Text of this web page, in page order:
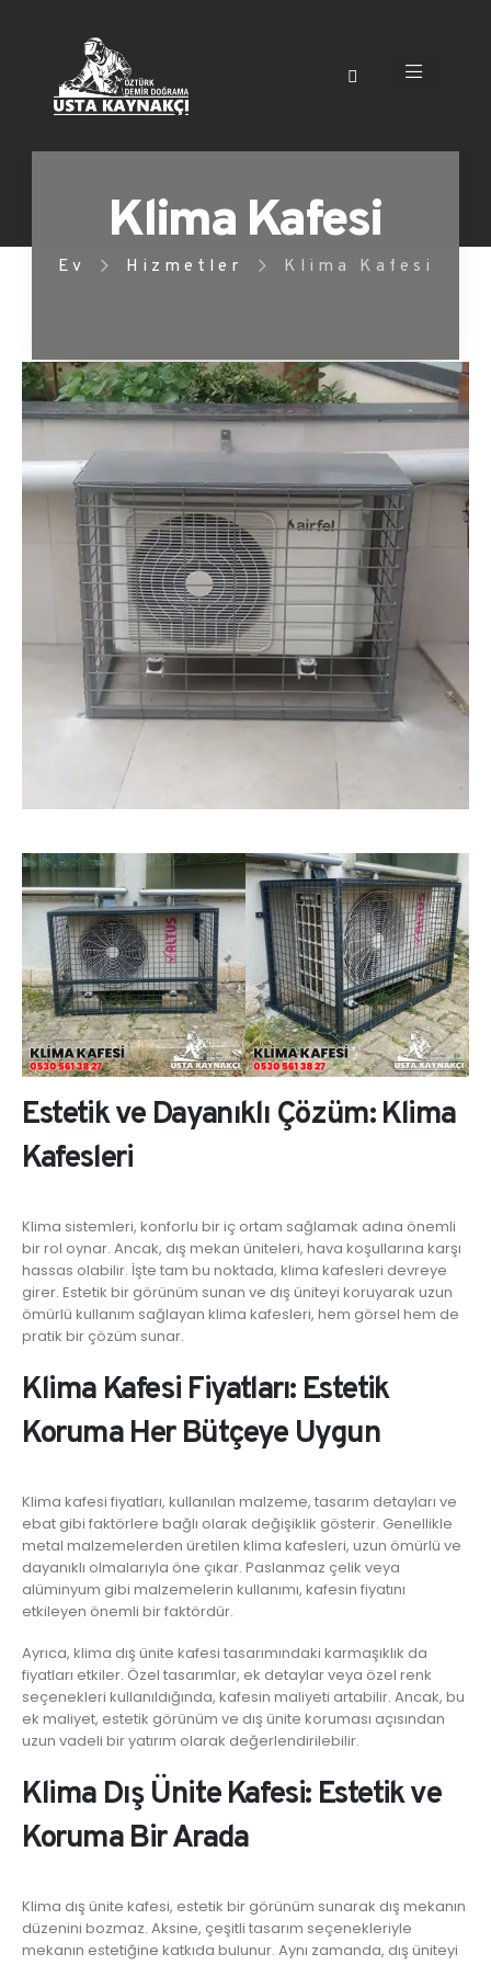
Klima Kafesi
Ev Hizmetler Klima Kafesi
Estetik ve Dayanıklı Çözüm: Klima
Kafesleri
Klima sistemleri, konforlu bir iç ortam sağlamak adına önemli
bir rol oynar. Ancak, dış mekan üniteleri, hava koşullarına karşı
hassas olabilir. İşte tam bu noktada, klima kafesleri devreye
girer. Estetik bir görünüm sunan ve dış üniteyi koruyarak uzun
ömürlü kullanım sağlayan klima kafesleri, hem görsel hem de
pratik bir çözüm sunar.
Klima Kafesi Fiyatları: Estetik
Koruma Her Bütçeye Uygun
Klima kafesi fiyatları, kullanılan malzeme, tasarım detayları ve
ebat gibi faktörlere bağlı olarak değişiklik gösterir. Genellikle
metal malzemelerden üretilen klima kafesleri, uzun ömürlü ve
dayanıklı olmalarıyla öne çıkar. Paslanmaz çelik veya
alüminyum gibi malzemelerin kullanımı, kafesin fiyatını
etkileyen önemli bir faktördür.
Ayrıca, klima dış ünite kafesi tasarımındaki karmaşıklık da
fiyatları etkiler. Özel tasarımlar, ek detaylar veya özel renk
seçenekleri kullanıldığında, kafesin maliyeti artabilir. Ancak, bu
ek maliyet, estetik görünüm ve dış ünite koruması açısından
uzun vadeli bir yatırım olarak değerlendirilebilir.
Klima Dış Ünite Kafesi: Estetik ve
Koruma Bir Arada
Klima dış ünite kafesi, estetik bir görünüm sunarak dış mekanın
düzenini bozmaz. Aksine, çeşitli tasarım seçenekleriyle
mekanın estetiğine katkıda bulunur. Aynı zamanda, dış üniteyi